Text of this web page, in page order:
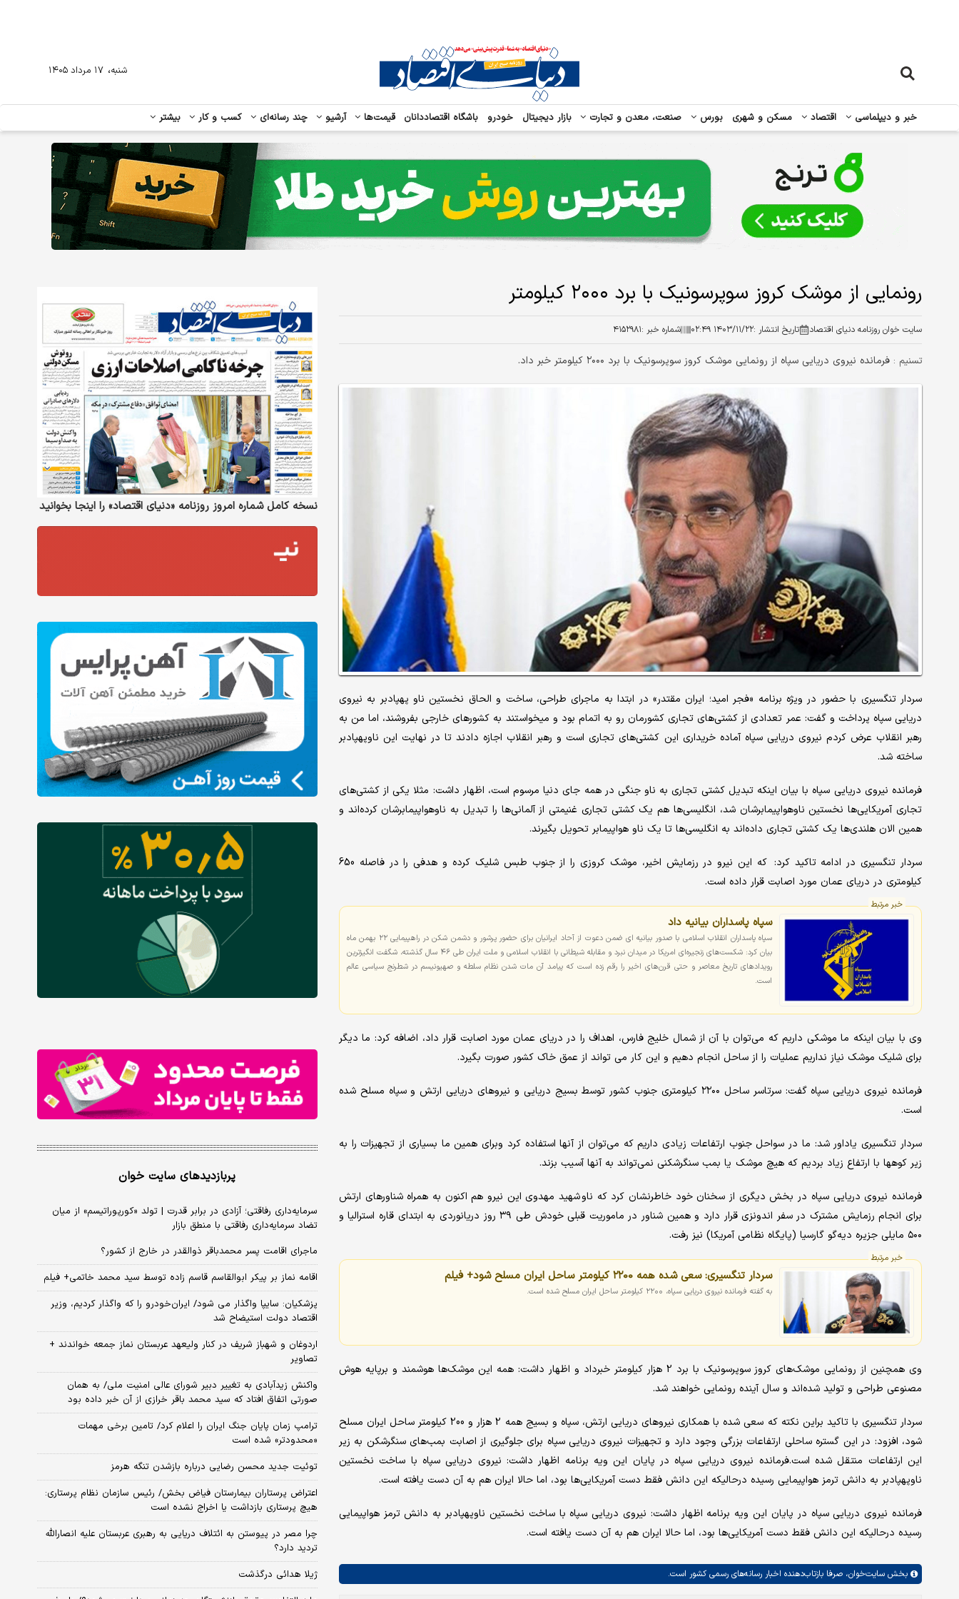
خبر و دیپلماسی اقتصاد مسکن و شهری بورس صنعت، معدن و تجارت بازار دیجیتال خودرو باشگاه اقتصاددانان قیمت‌ها آرشیو چند رسانه‌ای کسب و کار بیشتر
شنبه، ۱۷ مرداد ۱۴۰۵
رونمایی از موشک کروز سوپرسونیک با برد ۲۰۰۰ کیلومتر
سایت خوان روزنامه دنیای اقتصاد تاریخ انتشار :۱۴۰۳/۱۱/۲۲ ۰۲:۴۹ شماره خبر :۴۱۵۲۹۸۱
تسنیم : فرمانده نیروی دریایی سپاه از رونمایی موشک کروز سوپرسونیک با برد ۲۰۰۰ کیلومتر خبر داد.
سردار تنگسیری با حضور در ویژه برنامه «فجر امید؛ ایران مقتدر» در ابتدا به ماجرای طراحی، ساخت و الحاق نخستین ناو پهپادبر به نیروی
دریایی سپاه پرداخت و گفت: عمر تعدادی از کشتی‌های تجاری کشورمان رو به اتمام بود و میخواستند به کشور‌های خارجی بفروشند، اما من به
رهبر انقلاب عرض کردم نیروی دریایی سپاه آماده خریداری این کشتی‌های تجاری است و رهبر انقلاب اجازه دادند تا در نهایت این ناوپهپادبر
ساخته شد.
فرمانده نیروی دریایی سپاه با بیان اینکه تبدیل کشتی تجاری به ناو جنگی در همه جای دنیا مرسوم است، اظهار داشت: مثلا یکی از کشتی‌های
تجاری آمریکایی‌ها نخستین ناوهواپیمابرشان شد، انگلیسی‌ها هم یک کشتی تجاری غنیمتی از آلمانی‌ها را تبدیل به ناوهواپیمابرشان کرده‌اند و
همین الان هلندی‌ها یک کشتی تجاری داده‌اند به انگلیسی‌ها تا یک ناو هواپیمابر تحویل بگیرند.
سردار تنگسیری در ادامه تاکید کرد: که این نیرو در رزمایش اخیر، موشک کروزی را از جنوب طبس شلیک کرده و هدفی را در فاصله 650
کیلومتری در دریای عمان مورد اصابت قرار داده است.
خبر مرتبط
سپاه پاسداران بیانیه داد
سپاه پاسداران انقلاب اسلامی با صدور بیانیه ای ضمن دعوت از آحاد ایرانیان برای حضور پرشور و دشمن شکن در راهپیمایی ۲۲ بهمن ماه
بیان کرد: شکست‌های زنجیره‌ای امریکا در میدان نبرد و مقابله شیطانی با انقلاب اسلامی و ملت ایران طی ۴۶ سال گذشته، شگفت انگیزترین
رویدادهای تاریخ معاصر و حتی قرن‌های اخیر را رقم زده است که پیامد آن مات شدن نظام سلطه و صهیونیسم در شطرنج سیاسی عالم
است.
وی با بیان اینکه ما موشکی داریم که می‌توان با آن از شمال خلیج فارس، اهداف را در دریای عمان مورد اصابت قرار داد، اضافه کرد: ما دیگر
برای شلیک موشک نیاز نداریم عملیات را از ساحل انجام دهیم و این کار می تواند از عمق خاک کشور صورت بگیرد.
فرمانده نیروی دریایی سپاه گفت: سرتاسر ساحل ۲۲۰۰ کیلومتری جنوب کشور توسط بسیج دریایی و نیروهای دریایی ارتش و سپاه مسلح شده
است.
سردار تنگسیری یاداور شد: ما در سواحل جنوب ارتفاعات زیادی داریم که می‌توان از آنها استفاده کرد وبرای همین ما بسیاری از تجهیزات را به
زیر کوهها با ارتفاع زیاد بردیم که هیچ موشک یا بمب سنگرشکنی نمی‌تواند به‌ آنها آسیب بزند.
فرمانده نیروی دریایی سپاه در بخش دیگری از سخنان خود خاطرنشان کرد که ناو شهید مهدوی این نیرو هم اکنون به همراه شناورهای ارتش
برای انجام رزمایش مشترک در سفر اندونزی قرار دارد و همین شناور در ماموریت قبلی خودش طی ۳۹ روز دریانوردی به ابتدای قاره استرالیا و
۵۰۰ مایلی جزیره دیه‌گو گارسیا (پایگاه نظامی آمریکا) نیز رفت.
خبر مرتبط
سردار تنگسیری: سعی شده همه ۲۲۰۰ کیلومتر ساحل ایران مسلح شود+‌ فیلم
به گفته فرمانده نیروی دریایی سپاه، ۲۲۰۰ کیلومتر ساحل ایران مسلح شده است.
وی همچنین از رونمایی موشک‌های کروز سوپرسونیک با برد 2 هزار کیلومتر خبرداد و اظهار داشت: همه این موشک‌ها هوشمند و برپایه هوش
مصنوعی طراحی و تولید شده‌اند و سال آینده رونمایی خواهند شد.
سردار تنگسیری با تاکید براین نکته که سعی شده با همکاری نیرو‌های دریایی ارتش، سپاه و بسیج همه 2 هزار و 200 کیلومتر ساحل ایران مسلح
شود، افزود: در این گستره ساحلی ارتفاعات بزرگی وجود دارد و تجهیزات نیروی دریایی سپاه برای جلوگیری از اصابت بمب‌های سنگرشکن به زیر
این ارتفاعات منتقل شده است.فرمانده نیروی دریایی سپاه در پایان این ویه برنامه اظهار داشت: نیروی دریایی سپاه با ساخت نخستین
ناوپهپادبر به دانش ترمز هواپیمایی رسیده درحالیکه این دانش فقط دست آمریکایی‌ها بود، اما حالا ایران هم به آن دست یافته است.
فرمانده نیروی دریایی سپاه در پایان این ویه برنامه اظهار داشت: نیروی دریایی سپاه با ساخت نخستین ناوپهپادبر به دانش ترمز هواپیمایی
رسیده درحالیکه این دانش فقط دست آمریکایی‌ها بود، اما حالا ایران هم به آن دست یافته است.
بخش سایت‌خوان، صرفا بازتاب‌دهنده اخبار رسانه‌های رسمی کشور است.
نسخه کامل شماره امروز روزنامه «دنیای‌ اقتصاد» را اینجا بخوانید
پربازدیدهای سایت خوان
سرمایه‌داری رفاقتی؛ آزادی در برابر قدرت | تولد «کورپوراتیسم» از میان
تضاد سرمایه‌داری رفاقتی با منطق بازار
ماجرای اقامت پسر محمدباقر ذوالقدر در خارج از کشور؟
اقامه نماز بر پیکر ابوالقاسم قاسم زاده توسط سید محمد خاتمی+ فیلم
پزشکیان: سایپا واگذار می شود/ ایران‌خودرو را که واگذار کردیم، وزیر
اقتصاد دولت استیضاح شد
اردوغان و شهباز شریف در کنار ولیعهد عربستان نماز جمعه خواندند +
تصاویر
واکنش زیدآبادی به تغییر دبیر شورای عالی امنیت ملی/ به همان
صورتی اتفاق افتاد که سید محمد باقر خرازی از آن خبر داده بود
ترامپ زمان پایان جنگ ایران را اعلام کرد/ تامین برخی مهمات
«محدودتر» شده است
توئیت جدید محسن رضایی درباره بازشدن تنگه هرمز
اعتراض پرستاران بیمارستان فیاض بخش/ رئیس سازمان نظام پرستاری:
هیچ پرستاری بازداشت یا اخراج نشده است
چرا مصر در پیوستن به ائتلاف دریایی به رهبری عربستان علیه انصارالله
تردید دارد؟
ژیلا هدائی درگذشت